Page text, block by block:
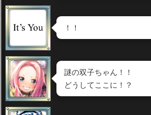
！！
謎の双子ちゃん！！
どうしてここに！？